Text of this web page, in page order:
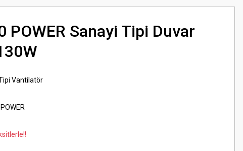
POWER Sanayi Tipi Duvar
Vantilatör